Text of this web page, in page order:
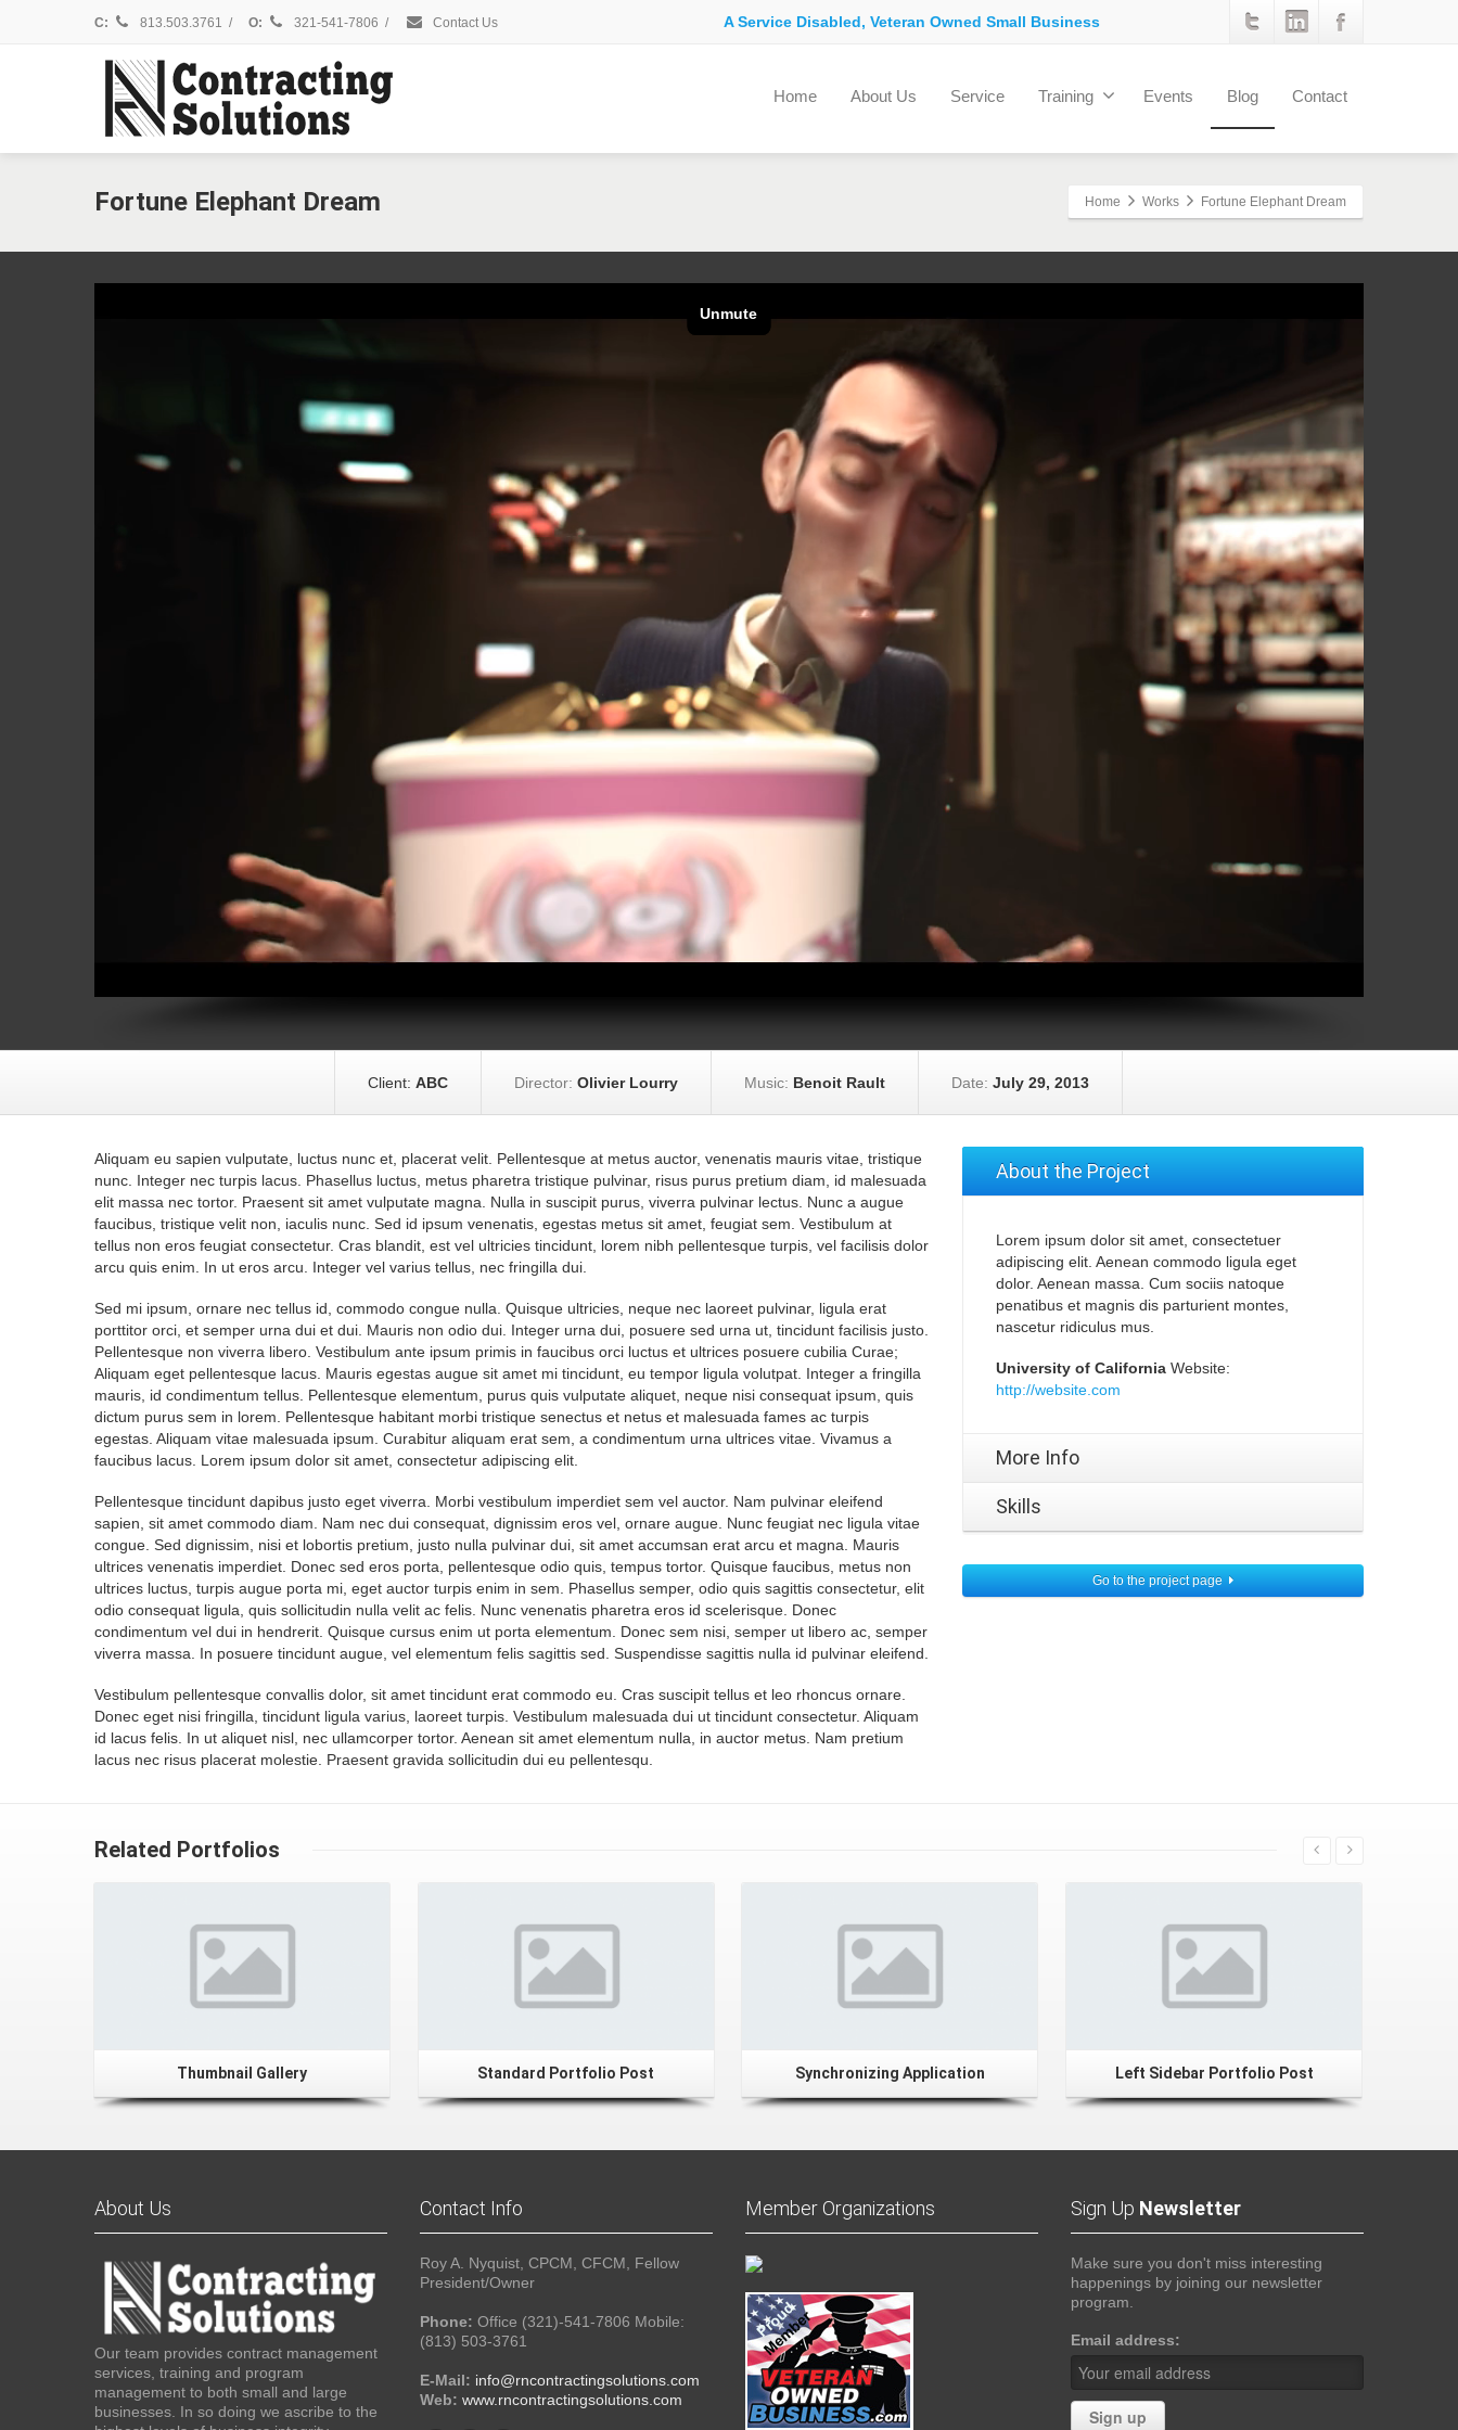
C: 813.503.3761 / O: 321-541-7806 / Contact Us A Service Disabled, Veteran Owned Small Business
Home About Us Service Training Events Blog Contact
Fortune Elephant Dream Home Works Fortune Elephant Dream
Client: ABC Director: Olivier Lourry Music: Benoit Rault Date: July 29, 2013
Aliquam eu sapien vulputate, luctus nunc et, placerat velit. Pellentesque at metus auctor, venenatis mauris vitae, tristique
nunc. Integer nec turpis lacus. Phasellus luctus, metus pharetra tristique pulvinar, risus purus pretium diam, id malesuada
elit massa nec tortor. Praesent sit amet vulputate magna. Nulla in suscipit purus, viverra pulvinar lectus. Nunc a augue
faucibus, tristique velit non, iaculis nunc. Sed id ipsum venenatis, egestas metus sit amet, feugiat sem. Vestibulum at
tellus non eros feugiat consectetur. Cras blandit, est vel ultricies tincidunt, lorem nibh pellentesque turpis, vel facilisis dolor
arcu quis enim. In ut eros arcu. Integer vel varius tellus, nec fringilla dui.
Sed mi ipsum, ornare nec tellus id, commodo congue nulla. Quisque ultricies, neque nec laoreet pulvinar, ligula erat
porttitor orci, et semper urna dui et dui. Mauris non odio dui. Integer urna dui, posuere sed urna ut, tincidunt facilisis justo.
Pellentesque non viverra libero. Vestibulum ante ipsum primis in faucibus orci luctus et ultrices posuere cubilia Curae;
Aliquam eget pellentesque lacus. Mauris egestas augue sit amet mi tincidunt, eu tempor ligula volutpat. Integer a fringilla
mauris, id condimentum tellus. Pellentesque elementum, purus quis vulputate aliquet, neque nisi consequat ipsum, quis
dictum purus sem in lorem. Pellentesque habitant morbi tristique senectus et netus et malesuada fames ac turpis
egestas. Aliquam vitae malesuada ipsum. Curabitur aliquam erat sem, a condimentum urna ultrices vitae. Vivamus a
faucibus lacus. Lorem ipsum dolor sit amet, consectetur adipiscing elit.
Pellentesque tincidunt dapibus justo eget viverra. Morbi vestibulum imperdiet sem vel auctor. Nam pulvinar eleifend
sapien, sit amet commodo diam. Nam nec dui consequat, dignissim eros vel, ornare augue. Nunc feugiat nec ligula vitae
congue. Sed dignissim, nisi et lobortis pretium, justo nulla pulvinar dui, sit amet accumsan erat arcu et magna. Mauris
ultrices venenatis imperdiet. Donec sed eros porta, pellentesque odio quis, tempus tortor. Quisque faucibus, metus non
ultrices luctus, turpis augue porta mi, eget auctor turpis enim in sem. Phasellus semper, odio quis sagittis consectetur, elit
odio consequat ligula, quis sollicitudin nulla velit ac felis. Nunc venenatis pharetra eros id scelerisque. Donec
condimentum vel dui in hendrerit. Quisque cursus enim ut porta elementum. Donec sem nisi, semper ut libero ac, semper
viverra massa. In posuere tincidunt augue, vel elementum felis sagittis sed. Suspendisse sagittis nulla id pulvinar eleifend.
Vestibulum pellentesque convallis dolor, sit amet tincidunt erat commodo eu. Cras suscipit tellus et leo rhoncus ornare.
Donec eget nisi fringilla, tincidunt ligula varius, laoreet turpis. Vestibulum malesuada dui ut tincidunt consectetur. Aliquam
id lacus felis. In ut aliquet nisl, nec ullamcorper tortor. Aenean sit amet elementum nulla, in auctor metus. Nam pretium
lacus nec risus placerat molestie. Praesent gravida sollicitudin dui eu pellentesqu.
About the Project
Lorem ipsum dolor sit amet, consectetuer
adipiscing elit. Aenean commodo ligula eget
dolor. Aenean massa. Cum sociis natoque
penatibus et magnis dis parturient montes,
nascetur ridiculus mus.
University of California Website:
http://website.com
More Info
Skills
Go to the project page
Related Portfolios
Gallery
Thumbnail Gallery Standard Portfolio Post Synchronizing Application Left Sidebar Portfolio Post
About Us
Our team provides contract management
services, training and program
management to both small and large
businesses. In so doing we ascribe to the
Contact Info
Roy A. Nyquist, CPCM, CFCM, Fellow
President/Owner
Phone: Office (321)-541-7806 Mobile:
(813) 503-3761
E-Mail: info@rncontractingsolutions.com
Web: www.rncontractingsolutions.com
Member Organizations Sign Up Newsletter
Make sure you don't miss interesting
happenings by joining our newsletter
program.
Email address: